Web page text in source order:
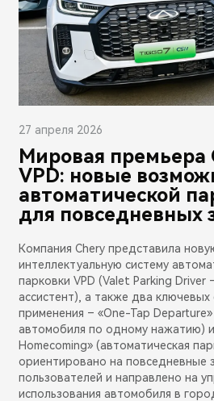
27 апреля 2026
Мировая премьера
VPD: новые
автоматической
для повседневных
Компания Chery представила
интеллектуальную систему
парковки VPD (Valet Parking Driver
ассистент), а также два ключевых
применения – «One-Tap
автомобиля по одному нажатию)
Homecoming» (автоматическая
ориентировано на повседневные
пользователей и направлено на
использования автомобиля в